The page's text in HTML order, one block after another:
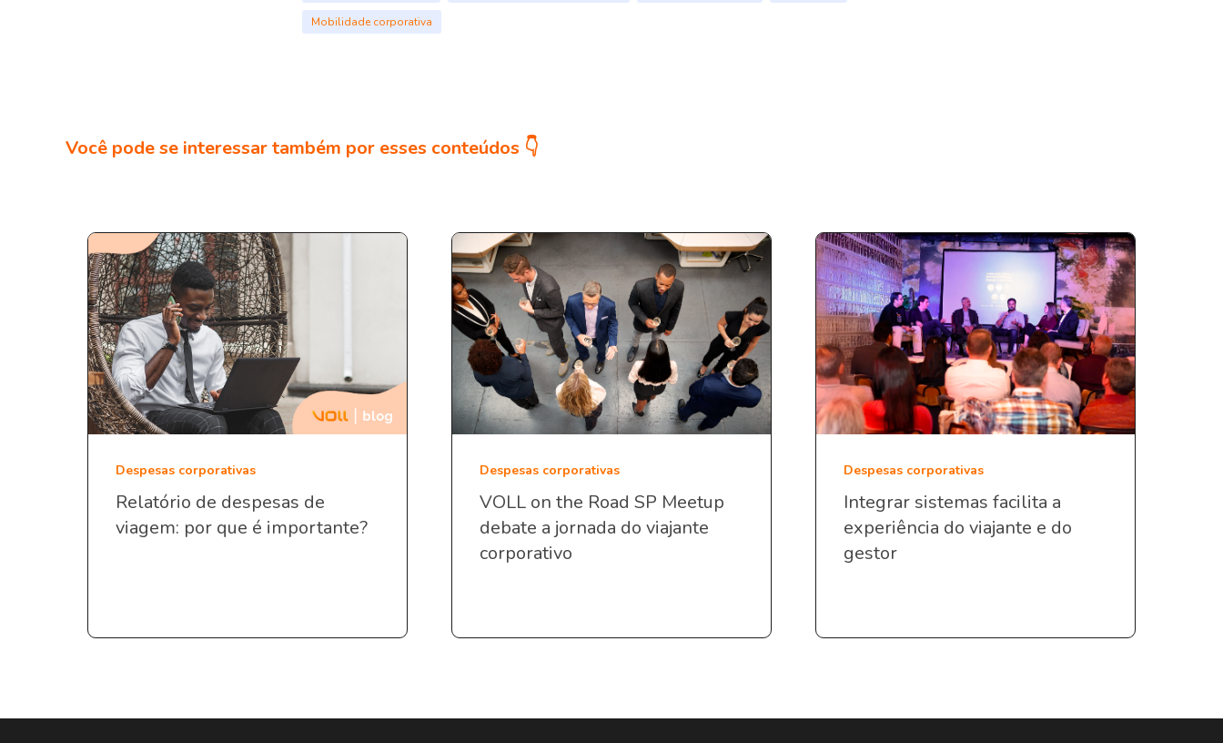
Mobilidade corporativa
Você pode se interessar também por esses conteúdos 👇
Despesas corporativas
Relatório de despesas de
viagem: por que é importante?
Despesas corporativas
VOLL on the Road SP Meetup
debate a jornada do viajante
corporativo
Despesas corporativas
Integrar sistemas facilita a
experiência do viajante e do
gestor